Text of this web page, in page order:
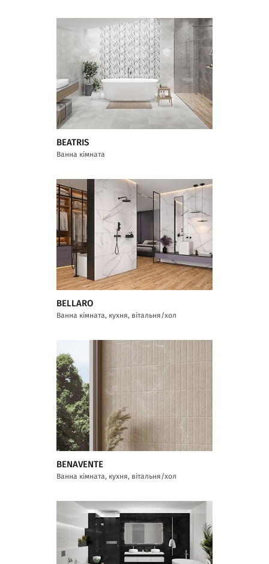
BEATRIS
Ванна кімната
BELLARO
Ванна кімната, кухня, вітальня/хол
BENAVENTE
Ванна кімната, кухня, вітальня/хол